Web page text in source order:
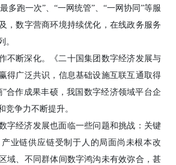
多跑一次”、“一网统管”、“一网协同”等服
，数字营商环境持续优化，在线政务服务
。
不断深化。《二十国集团数字经济发展与
得广泛共识，信息基础设施互联互通取得
”合作成果丰硕，我国数字经济领域平台企
竞争力不断提升。
字经济发展也面临一些问题和挑战：关键
业链供应链受制于人的局面尚未根本改
域、不同群体间数字鸿沟未有效弥合，甚